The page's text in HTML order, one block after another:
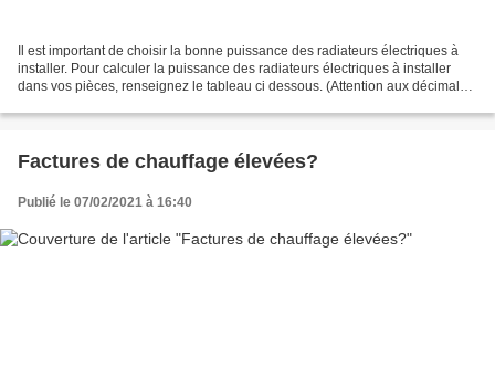
Il est important de choisir la bonne puissance des radiateurs électriques à
installer. Pour calculer la puissance des radiateurs électriques à installer
dans vos pièces, renseignez le tableau ci dessous. (Attention aux décimales,
Factures de chauffage élevées?
Publié le 07/02/2021 à 16:40